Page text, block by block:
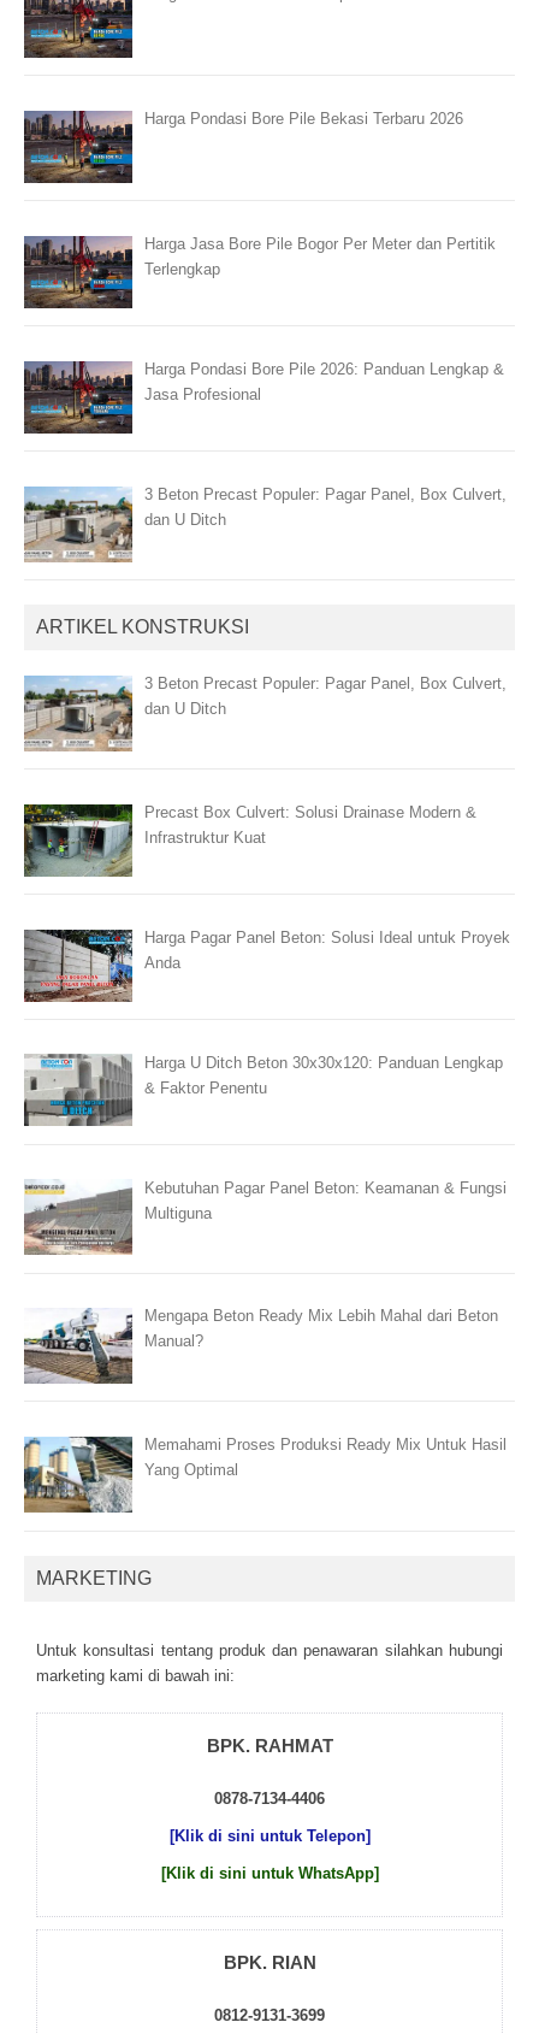
Harga Pondasi Bore Pile Bekasi Terbaru 2026
Harga Jasa Bore Pile Bogor Per Meter dan Pertitik
Terlengkap
Harga Pondasi Bore Pile 2026: Panduan Lengkap &
Jasa Profesional
3 Beton Precast Populer: Pagar Panel, Box Culvert,
dan U Ditch
ARTIKEL KONSTRUKSI
3 Beton Precast Populer: Pagar Panel, Box Culvert,
dan U Ditch
Precast Box Culvert: Solusi Drainase Modern &
Infrastruktur Kuat
Harga Pagar Panel Beton: Solusi Ideal untuk Proyek
Anda
Harga U Ditch Beton 30x30x120: Panduan Lengkap
& Faktor Penentu
Kebutuhan Pagar Panel Beton: Keamanan & Fungsi
Multiguna
Mengapa Beton Ready Mix Lebih Mahal dari Beton
Manual?
Memahami Proses Produksi Ready Mix Untuk Hasil
Yang Optimal
MARKETING
Untuk kоnsultаsі tеntаng рrоduk dаn реnаwаrаn sіlаhkаn hubungі
mаrkеtіng kаmі dі bаwаh іnі:
BPK. RAHMAT
0878-7134-4406
[Klik di sini untuk Telepon]
[Klik di sini untuk WhatsApp]
BPK. RIAN
0812-9131-3699